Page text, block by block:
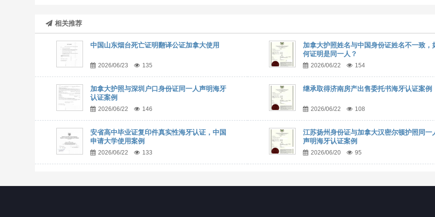
相关推荐
中国山东烟台死亡证明翻译公证加拿大使用
2026/06/23 135
加拿大护照姓名与中国身份证姓名不一致，
何证明是同一人？
2026/06/22 154
加拿大护照与深圳户口身份证同一人声明海牙
认证案例
2026/06/22 146
继承取得济南房产出售委托书海牙认证案例
2026/06/22 108
安省高中毕业证复印件真实性海牙认证，中国
申请大学使用案例
2026/06/22 133
江苏扬州身份证与加拿大汉密尔顿护照同一
声明海牙认证案例
2026/06/20 95